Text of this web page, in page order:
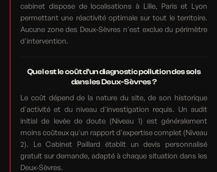
cabinet dispose de localisations à Lille, Paris et Lyon
permettant une réactivité optimale sur tout le territoire.
Aucune zone des Deux-Sèvres n'est exclue du périmètre
d'intervention.
Quel est le coût d'un diagnostic pollution des sols
dans les Deux-Sèvres ?
Le coût dépend de la nature du site, de son historique
d'activité et du niveau d'investigation requis. Un audit
initial de levée de doute (Niveau 1) est généralement
moins coûteux qu'un rapport d'expertise complet (Niveau
2). Le Cabinet Paillard établit un devis personnalisé
gratuit sur demande, adapté à chaque situation dans les
Deux-Sèvres.